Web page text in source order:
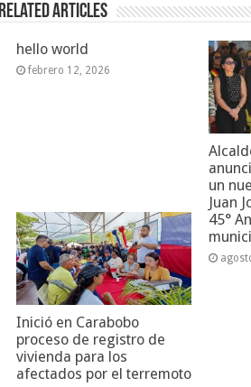
Related Articles
hello world
febrero 12, 2026
un
Juan
45°
Inició en Carabobo
proceso de registro de
vivienda para los
afectados por el terremoto